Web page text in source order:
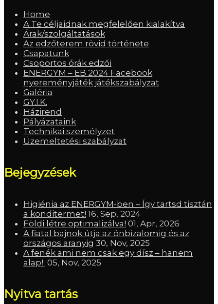
Home
A Te céljaidnak megfelelően kialakítva
Árak/szolgáltatások
Az edzőterem rövid története
Csapatunk
Csoportos órák edzői
ENERGYM – EB 2024 Facebook
nyereményjáték játékszabályzat
Galéria
GY.I.K.
Házirend
Pályázataink
Technikai személyzet
Üzemeltetési szabályzat
Bejegyzések
Higiénia az ENERGYM-ben – Így tartsd tisztán
a konditermet! 16, Sep, 2024
Földi létre optimalizálva! 01, Apr, 2026
A fiatal bajnok útja az önbizalomig és az
országos aranyig 30, Nov, 2025
A fenék ami nem csak egy dísz – hanem
alap! 05, Nov, 2025
Nyitva tartás